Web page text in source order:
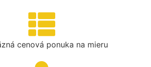
cenová ponuka na mieru